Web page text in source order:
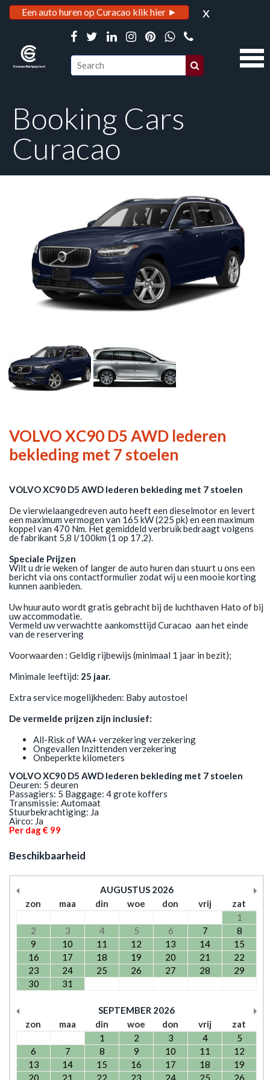
Een auto huren op Curacao klik hier ► x
Booking Cars
Curacao
VOLVO XC90 D5 AWD lederen
bekleding met 7 stoelen
VOLVO XC90 D5 AWD lederen bekleding met 7 stoelen
De vierwielaangedreven auto heeft een dieselmotor en levert
een maximum vermogen van 165 kW (225 pk) en een maximum
koppel van 470 Nm. Het gemiddeld verbruik bedraagt volgens
de fabrikant 5,8 l/100km (1 op 17,2).
Speciale Prijzen
Wilt u drie weken of langer de auto huren dan stuurt u ons een
bericht via ons contactformulier zodat wij u een mooie korting
kunnen aanbieden.
Uw huurauto wordt gratis gebracht bij de luchthaven Hato of bij
uw accommodatie.
Vermeld uw verwachtte aankomsttijd Curacao aan het einde
van de reservering
Voorwaarden : Geldig rijbewijs (minimaal 1 jaar in bezit);
Minimale leeftijd: 25 jaar.
Extra service mogelijkheden: Baby autostoel
De vermelde prijzen zijn inclusief:
All-Risk of WA+ verzekering verzekering
Ongevallen Inzittenden verzekering
Onbeperkte kilometers
VOLVO XC90 D5 AWD lederen bekleding met 7 stoelen
Deuren: 5 deuren
Passagiers: 5 Baggage: 4 grote koffers
Transmissie: Automaat
Stuurbekrachtiging: Ja
Airco: Ja
Per dag € 99
Beschikbaarheid
AUGUSTUS 2026
zon
maa din woe don vrij
zat
1
2
3 4 5 6 7
8
9
10 11 12 13 14
15
16
17 18 19 20 21
22
23
24 25 26 27 28
29
30
31
SEPTEMBER 2026
zon
maa din woe don vrij
zat
1
2 3 4
5
6
7 8 9 10 11
12
13
14 15 16 17 18
19
20
21 22 23 24 25 26